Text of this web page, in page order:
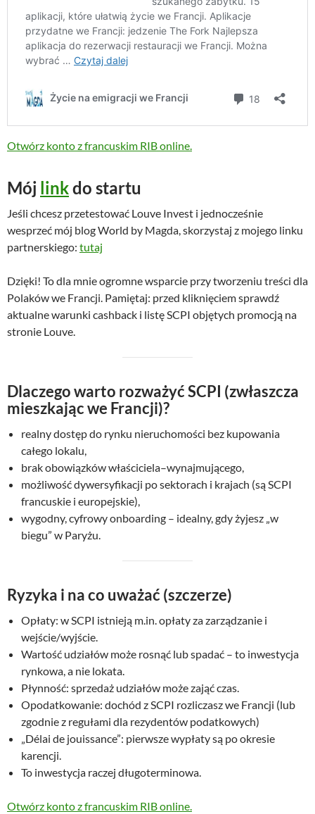
Otwórz konto z francuskim RIB online.
Mój linkdo startu
Jeśli chcesz przetestować Louve Invest i jednocześnie
wesprzeć mój blog World by Magda, skorzystaj z mojego linku
partnerskiego: tutaj
Dzięki! To dla mnie ogromne wsparcie przy tworzeniu treści dla
Polaków we Francji. Pamiętaj: przed kliknięciem sprawdź
aktualne warunki cashback i listę SCPI objętych promocją na
stronie Louve.
Dlaczego warto rozważyć SCPI (zwłaszcza
mieszkając we Francji)?
realny dostęp do rynku nieruchomości bez kupowania
całego lokalu,
brak obowiązków właściciela–wynajmującego,
możliwość dywersyfikacji po sektorach i krajach (są SCPI
francuskie i europejskie),
wygodny, cyfrowy onboarding – idealny, gdy żyjesz „w
biegu” w Paryżu.
Ryzyka i na co uważać (szczerze)
Opłaty: w SCPI istnieją m.in. opłaty za zarządzanie i
wejście/wyjście.
Wartość udziałów może rosnąć lub spadać – to inwestycja
rynkowa, a nie lokata.
Płynność: sprzedaż udziałów może zająć czas.
Opodatkowanie: dochód z SCPI rozliczasz we Francji (lub
zgodnie z regułami dla rezydentów podatkowych)
„Délai de jouissance”: pierwsze wypłaty są po okresie
karencji.
To inwestycja raczej długoterminowa.
Otwórz konto z francuskim RIB online.